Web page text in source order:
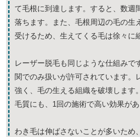
て毛根に到達します。すると、数週
落ちます。また、毛根周辺の毛の生
受けるため、生えてくる毛は徐々に
レーザー脱毛も同じような仕組みで
関でのみ扱いが許可されています。
強く、毛の生える組織を破壊します
毛質にも、1回の施術で高い効果があ
わき毛は伸ばさないことが多いため